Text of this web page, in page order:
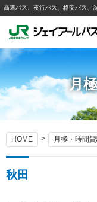
高速バス、夜行バス、格安バス、
月
HOME 月極・時間
秋田